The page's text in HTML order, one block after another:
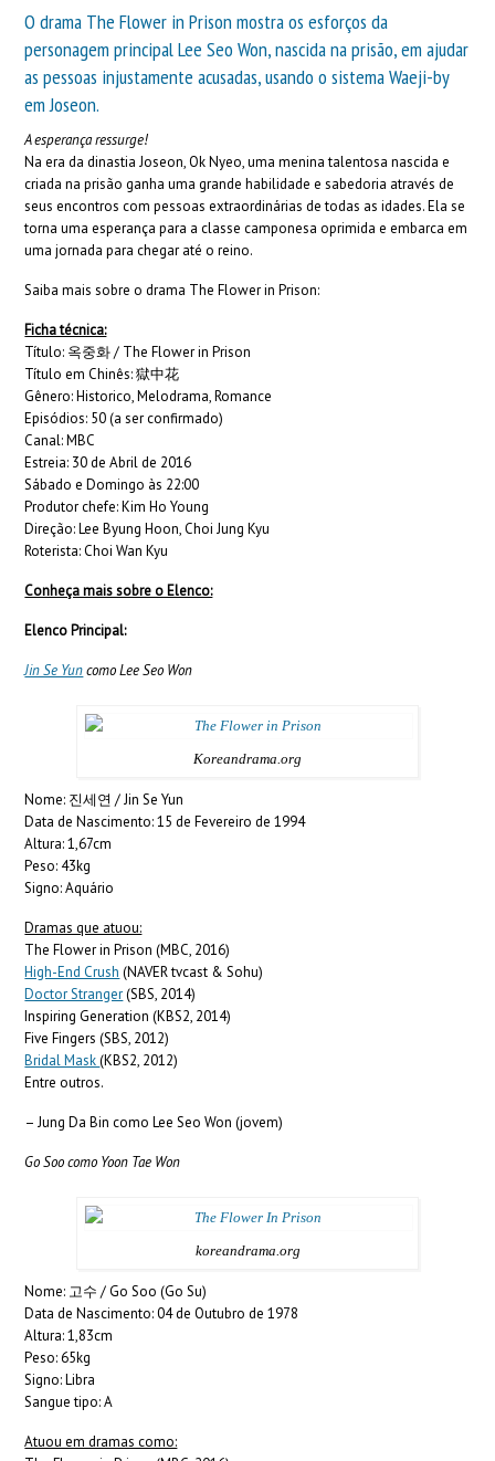
O drama The Flower in Prison mostra os esforços da
personagem principal Lee Seo Won, nascida na prisão, em ajudar
as pessoas injustamente acusadas, usando o sistema Waeji-by
em Joseon.
A esperança ressurge!
Na era da dinastia Joseon, Ok Nyeo, uma menina talentosa nascida e
criada na prisão ganha uma grande habilidade e sabedoria através de
seus encontros com pessoas extraordinárias de todas as idades. Ela se
torna uma esperança para a classe camponesa oprimida e embarca em
uma jornada para chegar até o reino.
Saiba mais sobre o drama The Flower in Prison:
Ficha técnica:
Título: 옥중화 / The Flower in Prison
Título em Chinês: 獄中花
Gênero: Historico, Melodrama, Romance
Episódios: 50 (a ser confirmado)
Canal: MBC
Estreia: 30 de Abril de 2016
Sábado e Domingo às 22:00
Produtor chefe: Kim Ho Young
Direção: Lee Byung Hoon, Choi Jung Kyu
Roterista: Choi Wan Kyu
Conheça mais sobre o Elenco:
Elenco Principal:
Jin Se Yuncomo Lee Seo Won
Koreandrama.org
Nome: 진세연 / Jin Se Yun
Data de Nascimento: 15 de Fevereiro de 1994
Altura: 1,67cm
Peso: 43kg
Signo: Aquário
Dramas que atuou:
The Flower in Prison (MBC, 2016)
High-End Crush (NAVER tvcast & Sohu)
Doctor Stranger(SBS, 2014)
Inspiring Generation (KBS2, 2014)
Five Fingers (SBS, 2012)
Bridal Mask(KBS2, 2012)
Entre outros.
– Jung Da Bin como Lee Seo Won (jovem)
Go Soo como Yoon Tae Won
koreandrama.org
Nome: 고수 / Go Soo (Go Su)
Data de Nascimento: 04 de Outubro de 1978
Altura: 1,83cm
Peso: 65kg
Signo: Libra
Sangue tipo: A
Atuou em dramas como: